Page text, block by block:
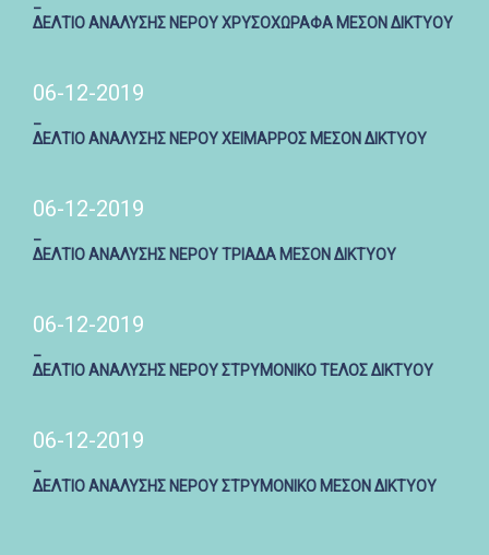
ΔΕΛΤΙΟ ΑΝΑΛΥΣΗΣ ΝΕΡΟΥ ΧΡΥΣΟΧΩΡΑΦΑ ΜΕΣΟΝ ΔΙΚΤΥΟΥ
06-12-2019
ΔΕΛΤΙΟ ΑΝΑΛΥΣΗΣ ΝΕΡΟΥ ΧΕΙΜΑΡΡΟΣ ΜΕΣΟΝ ΔΙΚΤΥΟΥ
06-12-2019
ΔΕΛΤΙΟ ΑΝΑΛΥΣΗΣ ΝΕΡΟΥ ΤΡΙΑΔΑ ΜΕΣΟΝ ΔΙΚΤΥΟΥ
06-12-2019
ΔΕΛΤΙΟ ΑΝΑΛΥΣΗΣ ΝΕΡΟΥ ΣΤΡΥΜΟΝΙΚΟ ΤΕΛΟΣ ΔΙΚΤΥΟΥ
06-12-2019
ΔΕΛΤΙΟ ΑΝΑΛΥΣΗΣ ΝΕΡΟΥ ΣΤΡΥΜΟΝΙΚΟ ΜΕΣΟΝ ΔΙΚΤΥΟΥ